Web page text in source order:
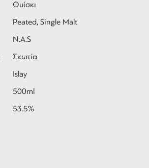
Ουίσκι
Peated, Single Malt
N.A.S
Σκωτία
Islay
500ml
53.5%